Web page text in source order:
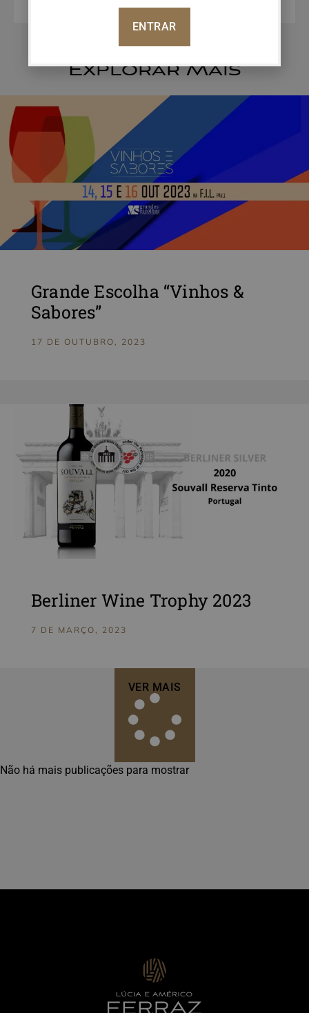
Explorar Mais
Grande Escolha “Vinhos &
Sabores”
17 DE OUTUBRO, 2023
Berliner Wine Trophy 2023
7 DE MARÇO, 2023
VER MAIS
Não há mais publicações para mostrar
ENTRAR